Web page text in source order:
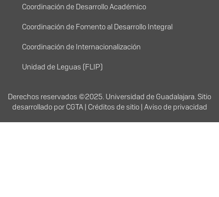
Coordinación de Desarrollo Académico
Coordinación de Fomento al Desarrollo Integral
Coordinación de Internacionalización
Unidad de Leguas (FLIP)
Derechos
Derechos reservados ©2025. Universidad de Guadalajara. Sitio
desarrollado por CGTA| Créditos de sitio| Aviso de privacidad